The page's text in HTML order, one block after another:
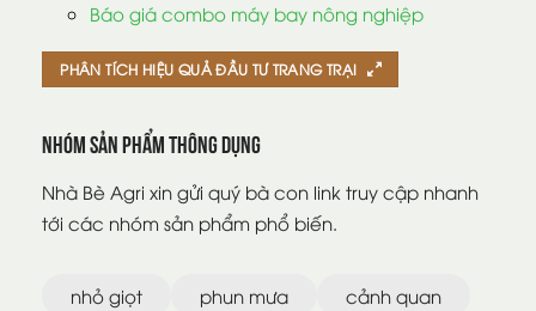
Báo giá combo máy bay nông nghiệp
PHÂN TÍCH HIỆU QUẢ ĐẦU TƯ TRANG TRẠI
Nhóm sản phẩm thông dụng
Nhà Bè Agri xin gửi quý bà con link truy cập nhanh
tới các nhóm sản phẩm phổ biến.
nhỏ giọt phun mưa
cảnh quan